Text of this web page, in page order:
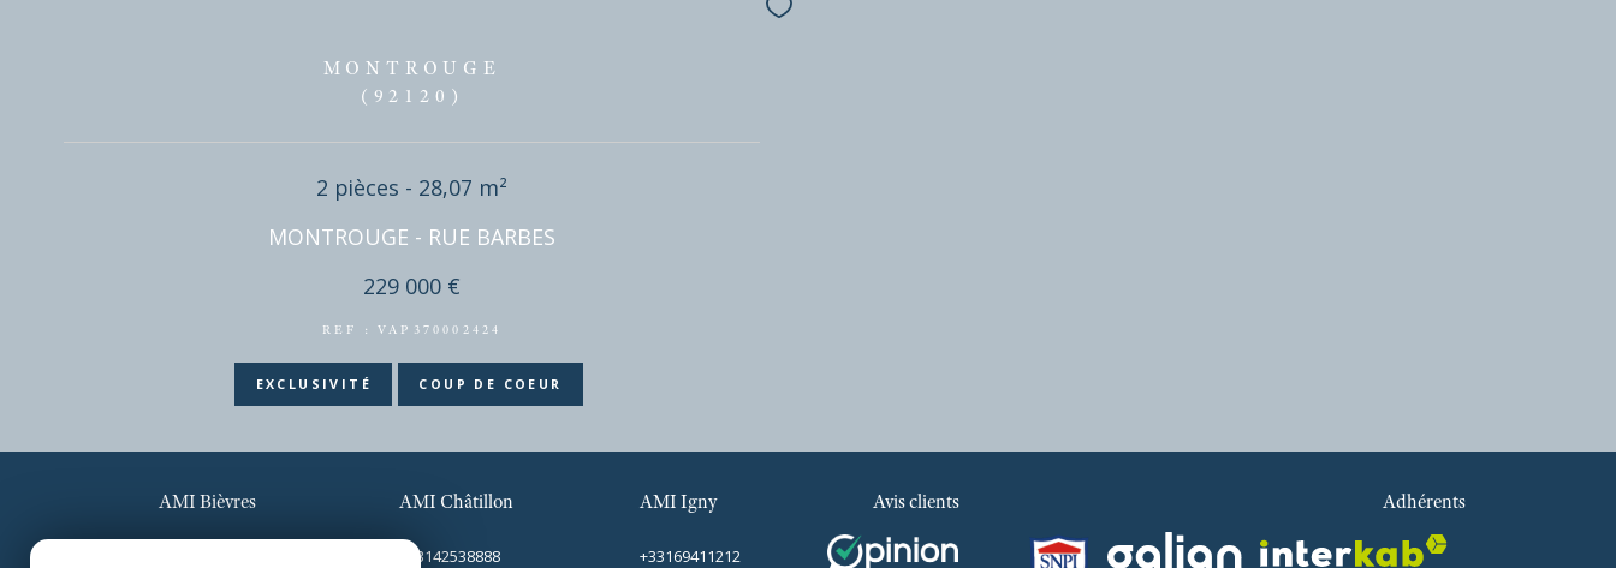
MONTROUGE
(92120)
2 pièces - 28,07 m²
MONTROUGE - RUE BARBES
229 000 €
REF : VAP370002424
COUP DE COEUR
AMI Bièvres AMI Châtillon
+33142538888
AMI Igny
+33169411212
Avis clients Adhérents